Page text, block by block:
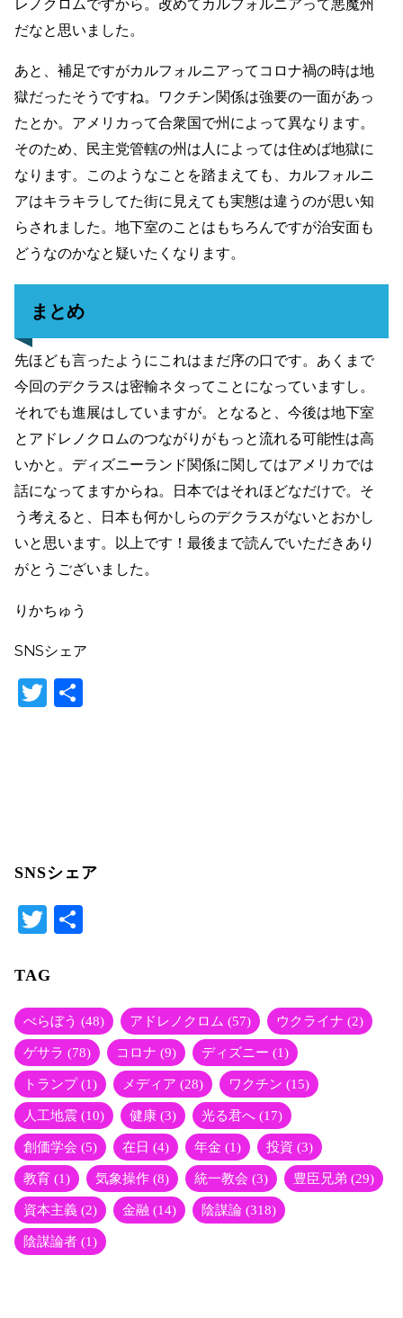
レノクロムですから。改めてカルフォルニアって悪魔州
だなと思いました。
あと、補足ですがカルフォルニアってコロナ禍の時は地
獄だったそうですね。ワクチン関係は強要の一面があっ
たとか。アメリカって合衆国で州によって異なります。
そのため、民主党管轄の州は人によっては住めば地獄に
なります。このようなことを踏まえても、カルフォルニ
アはキラキラしてた街に見えても実態は違うのが思い知
らされました。地下室のことはもちろんですが治安面も
どうなのかなと疑いたくなります。
まとめ
先ほども言ったようにこれはまだ序の口です。あくまで
今回のデクラスは密輸ネタってことになっていますし。
それでも進展はしていますが。となると、今後は地下室
とアドレノクロムのつながりがもっと流れる可能性は高
いかと。ディズニーランド関係に関してはアメリカでは
話になってますからね。日本ではそれほどなだけで。そ
う考えると、日本も何かしらのデクラスがないとおかし
いと思います。以上です！最後まで読んでいただきあり
がとうございました。
りかちゅう
SNSシェア
T
SNSシェア
T
tte
r
TAG
べらぼう (48) アドレノクロム (57) ウクライナ (2)
ゲサラ (78) コロナ (9) ディズニー (1)
トランプ(1) メディア (28) ワクチン (15)
人工地震 (10) 健康 (3) 光る君へ (17)
創価学会 (5) 在日 (4) 年金 (1) 投資 (3)
教育 (1) 気象操作 (8) 統一教会 (3) 豊臣兄弟 (29)
資本主義 (2) 金融 (14) 陰謀論 (318)
陰謀論者 (1)